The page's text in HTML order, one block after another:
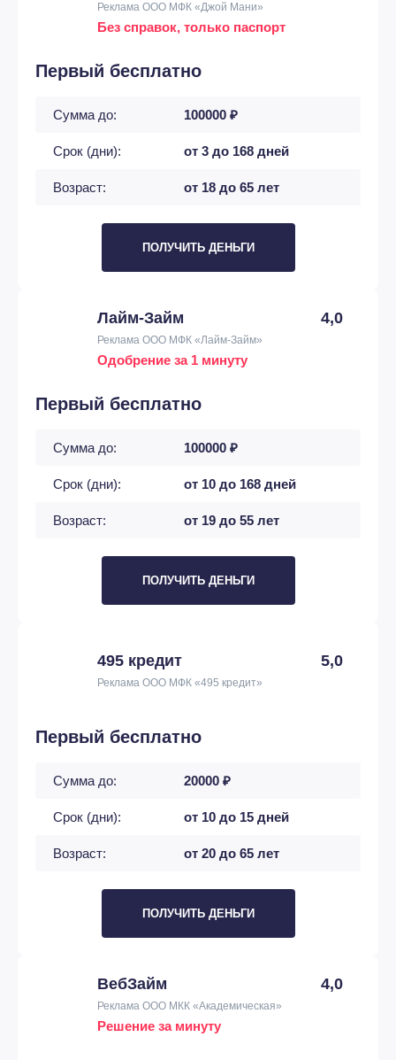
Реклама ООО МФК «Джой Мани»
Без справок, только паспорт
Первый бесплатно
Сумма до: 100000 ₽
Срок (дни): от 3 до 168 дней
Возраст: от 18 до 65 лет
ПОЛУЧИТЬ ДЕНЬГИ
Лайм-Займ 4,0
Реклама ООО МФК «Лайм-Займ»
Одобрение за 1 минуту
Первый бесплатно
Сумма до: 100000 ₽
Срок (дни): от 10 до 168 дней
Возраст: от 19 до 55 лет
ПОЛУЧИТЬ ДЕНЬГИ
495 кредит 5,0
Реклама ООО МФК «495 кредит»
Первый бесплатно
Сумма до: 20000 ₽
Срок (дни): от 10 до 15 дней
Возраст: от 20 до 65 лет
ПОЛУЧИТЬ ДЕНЬГИ
ВебЗайм 4,0
Реклама ООО МКК «Академическая»
Решение за минуту